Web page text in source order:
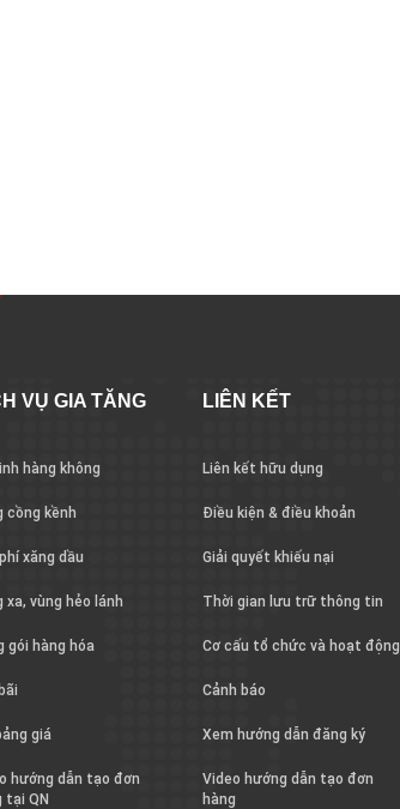
VỤ GIA TĂNG
hàng không
cồng kềnh
xăng dầu
xa, vùng hẻo lánh
gói hàng hóa
giá
hướng dẫn tạo đơn
tại QN
LIÊN KẾT
Liên kết hữu dụng
Điều kiện & điều khoản
Giải quyết khiếu nại
Thời gian lưu trữ thông tin
Cơ cấu tổ chức và hoạt động
Cảnh báo
Xem hướng dẫn đăng ký
Video hướng dẫn tạo đơn
hàng